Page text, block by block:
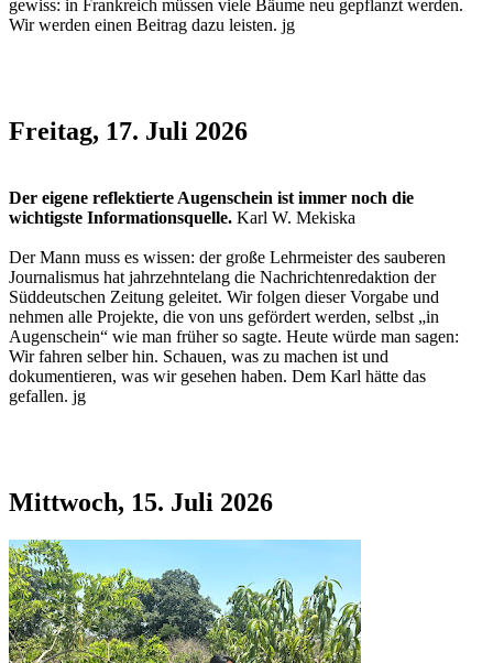
gewiss: in Frankreich müssen viele Bäume neu gepflanzt werden.
Wir werden einen Beitrag dazu leisten. jg
Freitag, 17. Juli 2026
Der eigene reflektierte Augenschein ist immer noch die
wichtigste Informationsquelle. Karl W. Mekiska
Der Mann muss es wissen: der große Lehrmeister des sauberen
Journalismus hat jahrzehntelang die Nachrichtenredaktion der
Süddeutschen Zeitung geleitet. Wir folgen dieser Vorgabe und
nehmen alle Projekte, die von uns gefördert werden, selbst „in
Augenschein“ wie man früher so sagte. Heute würde man sagen:
Wir fahren selber hin. Schauen, was zu machen ist und
dokumentieren, was wir gesehen haben. Dem Karl hätte das
gefallen. jg
Mittwoch, 15. Juli 2026